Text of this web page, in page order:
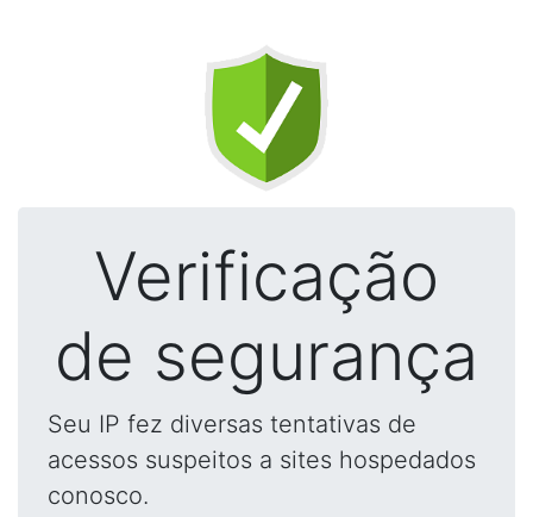
Verificação
de segurança
Seu IP fez diversas tentativas de
acessos suspeitos a sites hospedados
conosco.